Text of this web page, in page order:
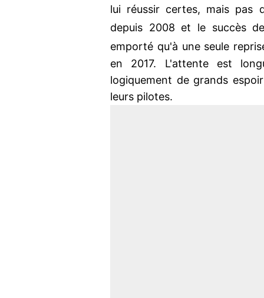
lui réussir certes, mais pas
depuis 2008 et le succès
emporté qu'à une seule
en 2017. L'attente est
logiquement de grands
leurs pilotes.